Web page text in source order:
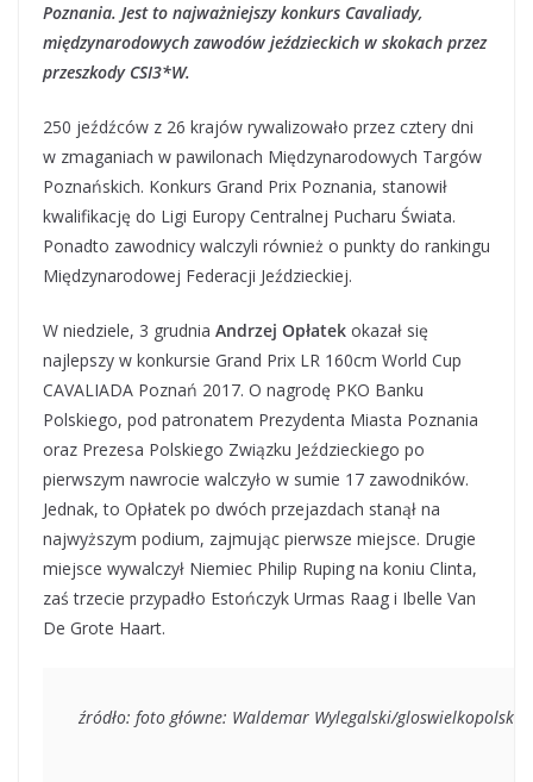
Poznania. Jest to najważniejszy konkurs Cavaliady,
międzynarodowych zawodów jeździeckich w skokach przez
przeszkody CSI3*W.
250 jeźdźców z 26 krajów rywalizowało przez cztery dni
w zmaganiach w pawilonach Międzynarodowych Targów
Poznańskich. Konkurs Grand Prix Poznania, stanowił
kwalifikację do Ligi Europy Centralnej Pucharu Świata.
Ponadto zawodnicy walczyli również o punkty do rankingu
Międzynarodowej Federacji Jeździeckiej.
W niedziele, 3 grudnia Andrzej Opłatek okazał się
najlepszy w konkursie Grand Prix LR 160cm World Cup
CAVALIADA Poznań 2017. O nagrodę PKO Banku
Polskiego, pod patronatem Prezydenta Miasta Poznania
oraz Prezesa Polskiego Związku Jeździeckiego po
pierwszym nawrocie walczyło w sumie 17 zawodników.
Jednak, to Opłatek po dwóch przejazdach stanął na
najwyższym podium, zajmując pierwsze miejsce. Drugie
miejsce wywalczył Niemiec Philip Ruping na koniu Clinta,
zaś trzecie przypadło Estończyk Urmas Raag i Ibelle Van
De Grote Haart.
źródło: foto główne: Waldemar Wylegalski/